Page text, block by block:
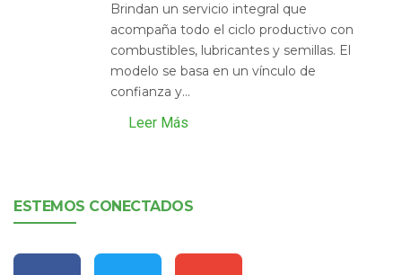
Brindan un servicio integral que
acompaña todo el ciclo productivo con
combustibles, lubricantes y semillas. El
modelo se basa en un vínculo de
confianza y...
Leer Más
ESTEMOS CONECTADOS